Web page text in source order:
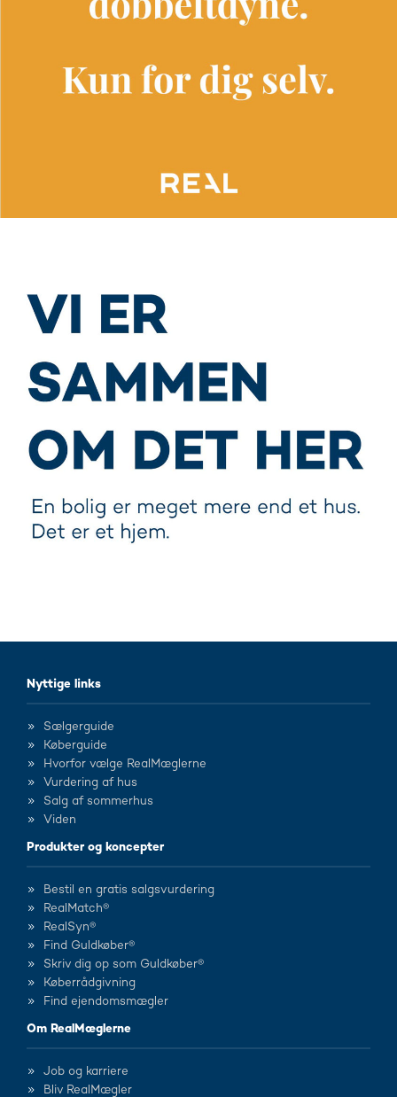
Nyttige links
Sælgerguide
Køberguide
Hvorfor vælge RealMæglerne
Vurdering af hus
Salg af sommerhus
Viden
Produkter og koncepter
Bestil en gratis salgsvurdering
RealMatch®
RealSyn®
Find Guldkøber®
Skriv dig op som Guldkøber®
Køberrådgivning
Find ejendomsmægler
Om RealMæglerne
Job og karriere
Bliv RealMægler